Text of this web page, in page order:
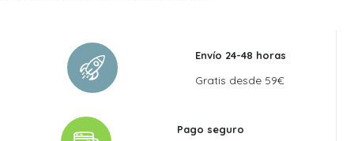
Envío 24-48 horas
Gratis desde 59€
Pago seguro